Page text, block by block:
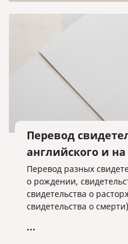
Перевод
английского и
Перевод разных
о рождении,
свидетельства о
свидетельства о
оформления документов
...